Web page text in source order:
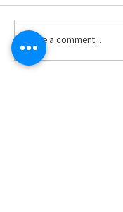
Write a comment...